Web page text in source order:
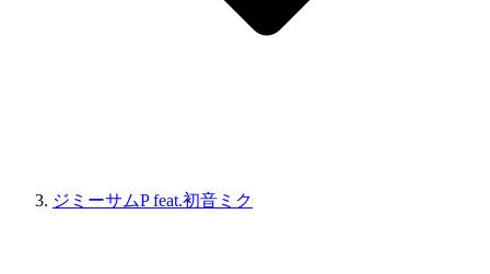
ジミーサムP feat.初音ミク